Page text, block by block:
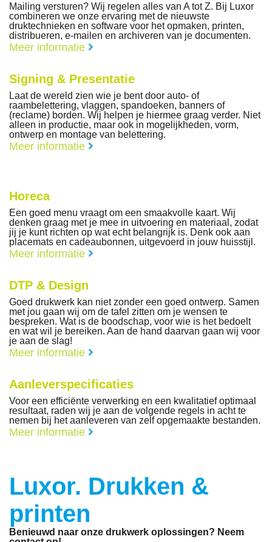
Mailing versturen? Wij regelen alles van A tot Z. Bij Luxor
combineren we onze ervaring met de nieuwste
druktechnieken en software voor het opmaken, printen,
distribueren, e-mailen en archiveren van je documenten.
Meer informatie
Signing & Presentatie
Laat de wereld zien wie je bent door auto- of
raambelettering, vlaggen, spandoeken, banners of
(reclame) borden. Wij helpen je hiermee graag verder. Niet
alleen in productie, maar ook in mogelijkheden, vorm,
ontwerp en montage van belettering.
Meer informatie
Horeca
Een goed menu vraagt om een smaakvolle kaart. Wij
denken graag met je mee in uitvoering en materiaal, zodat
jij je kunt richten op wat echt belangrijk is. Denk ook aan
placemats en cadeaubonnen, uitgevoerd in jouw huisstijl.
Meer informatie
DTP & Design
Goed drukwerk kan niet zonder een goed ontwerp. Samen
met jou gaan wij om de tafel zitten om je wensen te
bespreken. Wat is de boodschap, voor wie is het bedoelt
en wat wil je bereiken. Aan de hand daarvan gaan wij voor
je aan de slag!
Meer informatie
Aanleverspecificaties
Voor een efficiënte verwerking en een kwalitatief optimaal
resultaat, raden wij je aan de volgende regels in acht te
nemen bij het aanleveren van zelf opgemaakte bestanden.
Meer informatie
Luxor. Drukken &
printen
Benieuwd naar onze drukwerk oplossingen? Neem